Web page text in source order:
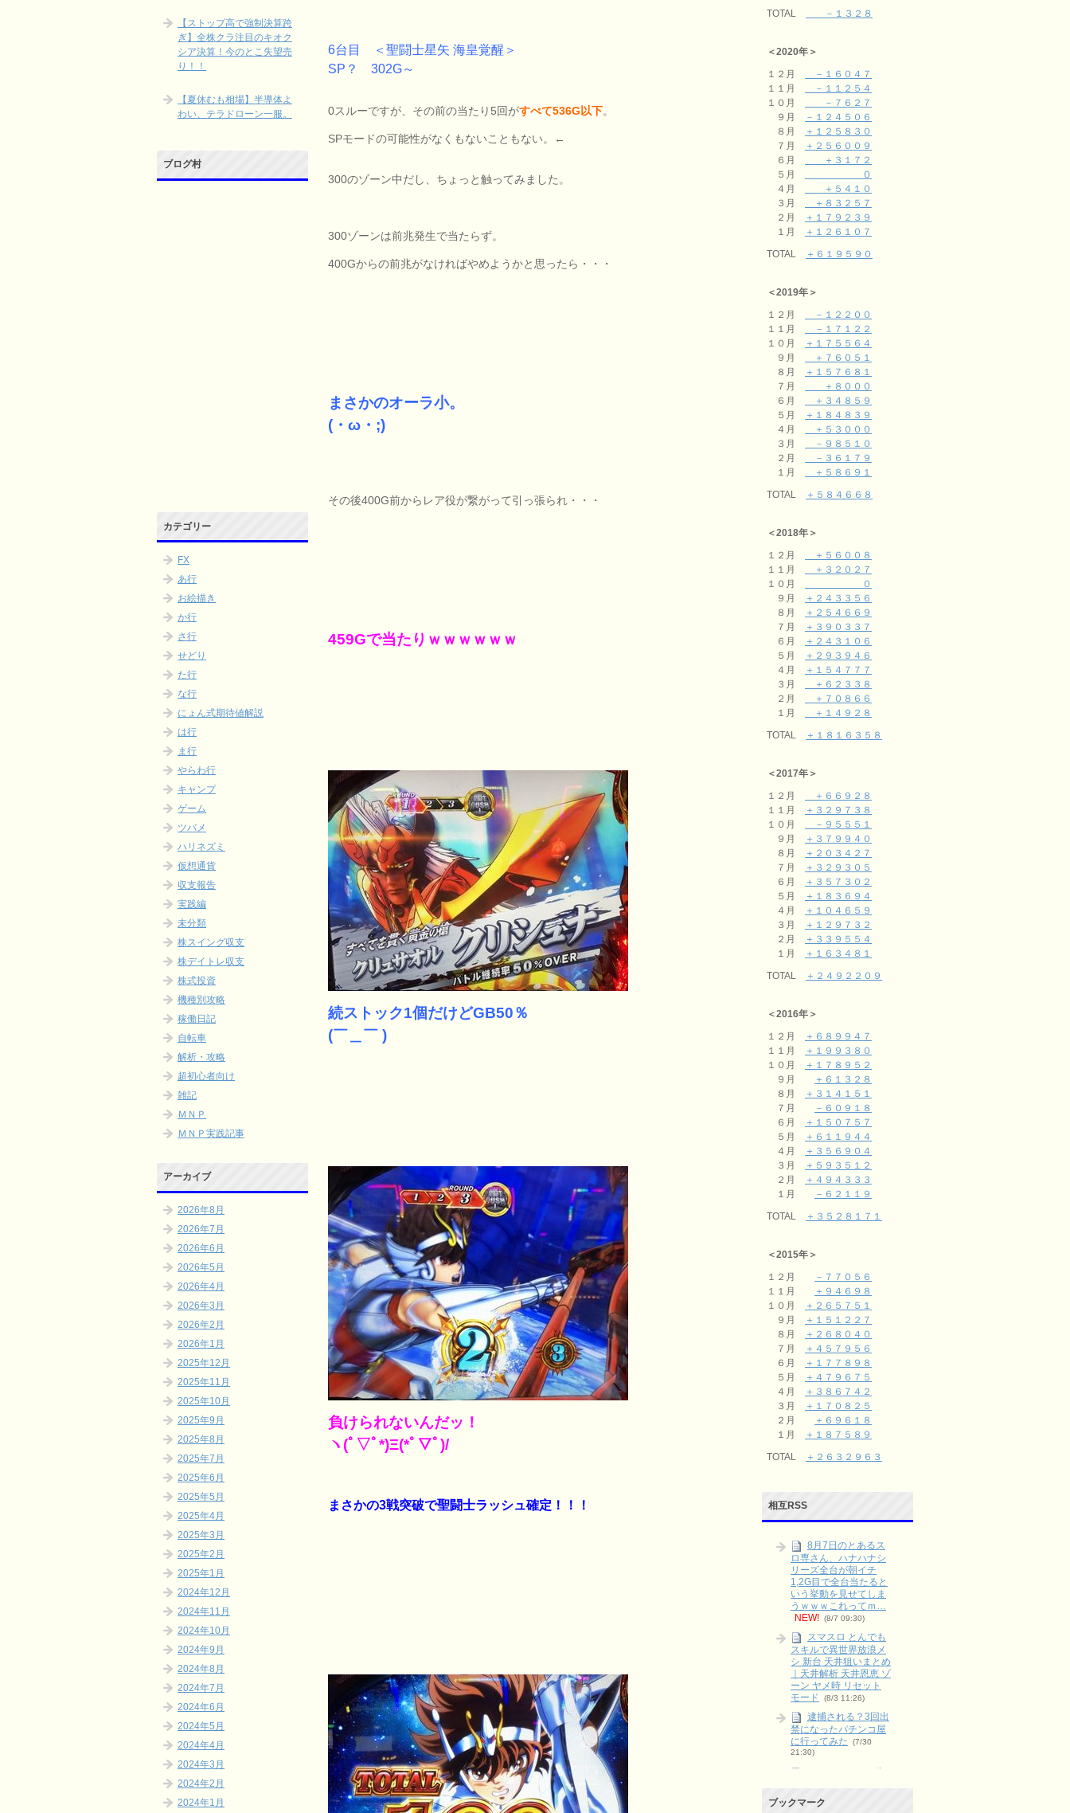
6台目 ＜聖闘士星矢 海皇覚醒＞
SP？ 302G～
0スルーですが、その前の当たり5回がすべて536G以下。
SPモードの可能性がなくもないこともない。←
300のゾーン中だし、ちょっと触ってみました。
300ゾーンは前兆発生で当たらず。
400Gからの前兆がなければやめようかと思ったら・・・
まさかのオーラ小。
(・ω・;)
その後400G前からレア役が繋がって引っ張られ・・・
459Gで当たりｗｗｗｗｗｗ
続ストック1個だけどGB50％
(￣＿￣ )
負けられないんだッ！
ヽ(ﾟ▽ﾟ*)Ξ(*ﾟ▽ﾟ)/
まさかの3戦突破で聖闘士ラッシュ確定！！！
【ストップ高で強制決算跨
ぎ】全株クラ注目のキオク
シア決算！今のとこ失望売
り！！
【夏休むも相場】半導体よ
わい、テラドローン一服。
ブログ村
カテゴリー
FX
あ行
お絵描き
か行
さ行
せどり
た行
な行
にょん式期待値解説
は行
ま行
やらわ行
キャンプ
ゲーム
ツバメ
ハリネズミ
仮想通貨
収支報告
実践編
未分類
株スイング収支
株デイトレ収支
株式投資
機種別攻略
稼働日記
自転車
解析・攻略
超初心者向け
雑記
ＭＮＰ
ＭＮＰ実践記事
アーカイブ
2026年8月
2026年7月
2026年6月
2026年5月
2026年4月
2026年3月
2026年2月
2026年1月
2025年12月
2025年11月
2025年10月
2025年9月
2025年8月
2025年7月
2025年6月
2025年5月
2025年4月
2025年3月
2025年2月
2025年1月
2024年12月
2024年11月
2024年10月
2024年9月
2024年8月
2024年7月
2024年6月
2024年5月
2024年4月
2024年3月
2024年2月
2024年1月
TOTAL
－１３２８
＜2020年＞
１２月
－１６０４７
１１月
－１１２５４
１０月
－７６２７
９月
－１２４５０６
８月
＋１２５８３０
７月
＋２５６００９
６月
＋３１７２
５月
０
４月
＋５４１０
３月
＋８３２５７
２月
＋１７９２３９
１月
＋１２６１０７
TOTAL
＋６１９５９０
＜2019年＞
１２月
－１２２００
１１月
－１７１２２
１０月
＋１７５５６４
９月
＋７６０５１
８月
＋１５７６８１
７月
＋８０００
６月
＋３４８５９
５月
＋１８４８３９
４月
＋５３０００
３月
－９８５１０
２月
－３６１７９
１月
＋５８６９１
TOTAL
＋５８４６６８
＜2018年＞
１２月
＋５６００８
１１月
＋３２０２７
１０月
０
９月
＋２４３３５６
８月
＋２５４６６９
７月
＋３９０３３７
６月
＋２４３１０６
５月
＋２９３９４６
４月
＋１５４７７７
３月
＋６２３３８
２月
＋７０８６６
１月
＋１４９２８
TOTAL
＋１８１６３５８
＜2017年＞
１２月
＋６６９２８
１１月
＋３２９７３８
１０月
－９５５５１
９月
＋３７９９４０
８月
＋２０３４２７
７月
＋３２９３０５
６月
＋３５７３０２
５月
＋１８３６９４
４月
＋１０４６５９
３月
＋１２９７３２
２月
＋３３９５５４
１月
＋１６３４８１
TOTAL
＋２４９２２０９
＜2016年＞
１２月
＋６８９９４７
１１月
＋１９９３８０
１０月
＋１７８９５２
９月
＋６１３２８
８月
＋３１４１５１
７月
－６０９１８
６月
＋１５０７５７
５月
＋６１１９４４
４月
＋３５６９０４
３月
＋５９３５１２
２月
＋４９４３３３
１月
－６２１１９
TOTAL
＋３５２８１７１
＜2015年＞
１２月
－７７０５６
１１月
＋９４６９８
１０月
＋２６５７５１
９月
＋１５１２２７
８月
＋２６８０４０
７月
＋４５７９５６
６月
＋１７７８９８
５月
＋４７９６７５
４月
＋３８６７４２
３月
＋１７０８２５
２月
＋６９６１８
１月
＋１８７５８９
TOTAL
＋２６３２９６３
相互RSS
8月7日のとあるス
ロ専さん、ハナハナシ
リーズ全台が朝イチ
1,2G目で全台当たると
いう挙動を見せてしま
うｗｗｗこれってｍ…
NEW! (8/7 09:30)
スマスロ とんでも
スキルで異世界放浪メ
シ 新台 天井狙いまとめ
｜天井解析 天井恩恵 ゾ
ーン ヤメ時 リセット
モード
(8/3 11:26)
逮捕される？3回出
禁になったパチンコ屋
に行ってみた
(7/30
21:30)
ない派をリスクとリタ
ーンで整理
ブックマーク